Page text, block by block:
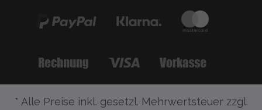
* Alle Preise inkl. gesetzl. Mehrwertsteuer zzgl.